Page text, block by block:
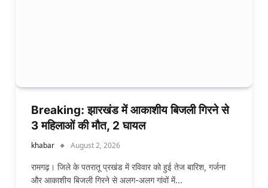
Breaking: झारखंड में आकाशीय बिजली गिरने से
3 महिलाओं की मौत, 2 घायल
khabar August 2, 2026
रामगढ़। जिले के पतरातू प्रखंड में रविवार को हुई तेज बारिश, गर्जना
और आकाशीय बिजली गिरने से अलग-अलग गांवों में…